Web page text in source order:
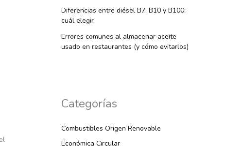
Diferencias entre diésel B7, B10 y B100:
cuál elegir
Errores comunes al almacenar aceite
usado en restaurantes (y cómo evitarlos)
Categorías
Combustibles Origen Renovable
Económica Circular